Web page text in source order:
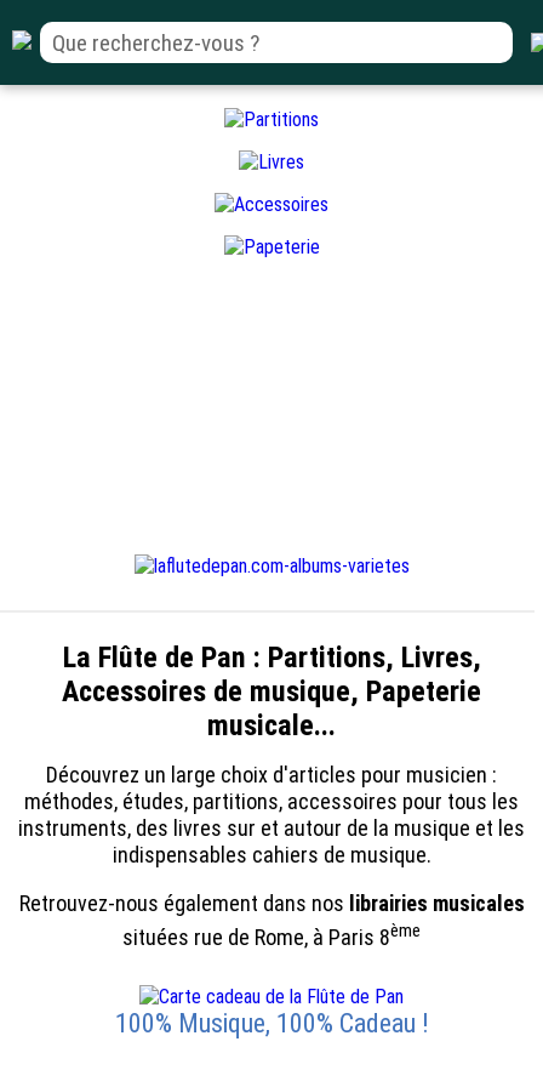
La Flûte de Pan : Partitions, Livres,
Accessoires de musique, Papeterie
musicale...
Découvrez un large choix d'articles pour musicien :
méthodes, études, partitions, accessoires pour tous les
instruments, des livres sur et autour de la musique et les
indispensables cahiers de musique.
Retrouvez-nous également dans nos librairies musicales
situées rue de Rome, à Paris 8ème
100% Musique, 100% Cadeau !